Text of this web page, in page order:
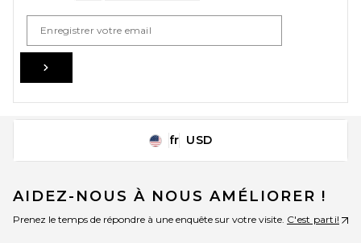
Change Country Regions
fr USD
AIDEZ-NOUS À NOUS AMÉLIORER !
Prenez le temps de répondre à une enquête sur votre visite. C'est parti!